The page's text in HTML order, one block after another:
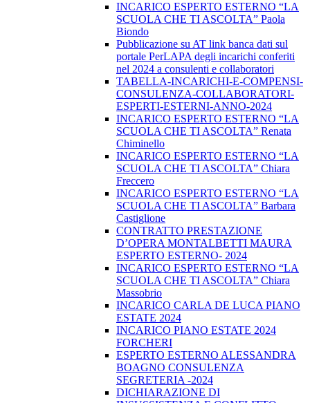
INCARICO ESPERTO ESTERNO “LA
SCUOLA CHE TI ASCOLTA” Paola
Biondo
Pubblicazione su AT link banca dati sul
portale PerLAPA degli incarichi conferiti
nel 2024 a consulenti e collaboratori
TABELLA-INCARICHI-E-COMPENSI-
CONSULENZA-COLLABORATORI-
ESPERTI-ESTERNI-ANNO-2024
INCARICO ESPERTO ESTERNO “LA
SCUOLA CHE TI ASCOLTA” Renata
Chiminello
INCARICO ESPERTO ESTERNO “LA
SCUOLA CHE TI ASCOLTA” Chiara
Freccero
INCARICO ESPERTO ESTERNO “LA
SCUOLA CHE TI ASCOLTA” Barbara
Castiglione
CONTRATTO PRESTAZIONE
D’OPERA MONTALBETTI MAURA
ESPERTO ESTERNO- 2024
INCARICO ESPERTO ESTERNO “LA
SCUOLA CHE TI ASCOLTA” Chiara
Massobrio
INCARICO CARLA DE LUCA PIANO
ESTATE 2024
INCARICO PIANO ESTATE 2024
FORCHERI
ESPERTO ESTERNO ALESSANDRA
BOAGNO CONSULENZA
SEGRETERIA -2024
DICHIARAZIONE DI